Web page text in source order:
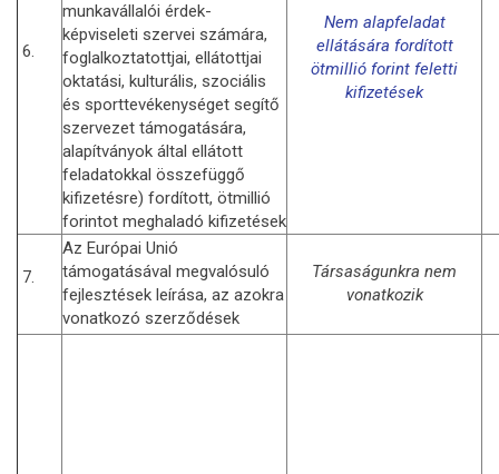
6.
munkavállalói érdek-
képviseleti szervei számára,
foglalkoztatottjai, ellátottjai
oktatási, kulturális, szociális
és sporttevékenységet segítő
szervezet támogatására,
alapítványok által ellátott
feladatokkal összefüggő
kifizetésre) fordított, ötmillió
forintot meghaladó kifizetések
Nem alapfeladat
ellátására fordított
ötmillió forint feletti
kifizetések
7.
Az Európai Unió
támogatásával megvalósuló
fejlesztések leírása, az azokra
vonatkozó szerződések
Társaságunkra nem
vonatkozik